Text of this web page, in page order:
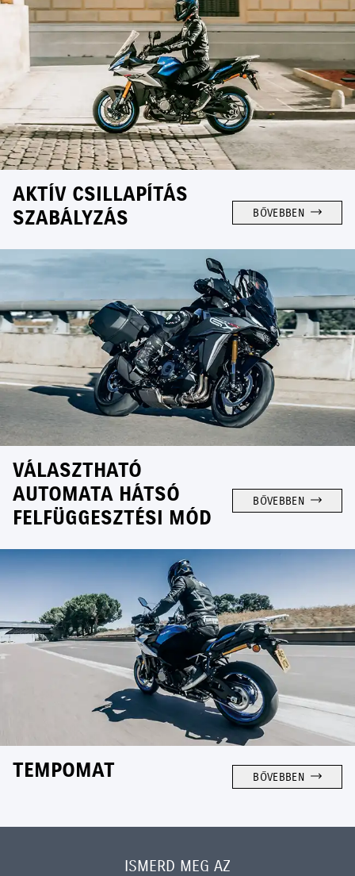
AKTÍV CSILLAPÍTÁS
SZABÁLYZÁS
BŐVEBBEN
VÁLASZTHATÓ
AUTOMATA HÁTSÓ
FELFÜGGESZTÉSI MÓD
BŐVEBBEN
TEMPOMAT BŐVEBBEN
ISMERD MEG AZ